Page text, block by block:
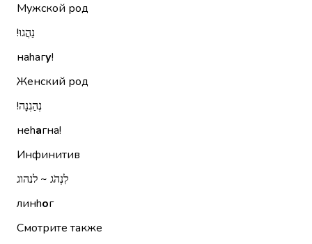
Мужской род
נַהֲגוּ!‏
наhагу!
Женский род
נְהַגְנָה!‏
неhагна!
Инфинитив
לִנְהֹג ~ לנהוג
линhог
Смотрите также